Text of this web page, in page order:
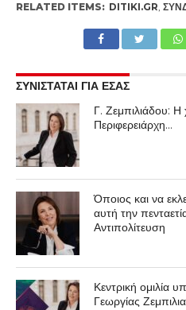
RELATED ITEMS: DITIKI.GR,
ΣΥΝΙΣΤΑΤΑΙ ΓΙΑ ΕΣΑΣ
Γ. Ζεμπιλιάδου: Η
Περιφερειάρχη…
Όποιος και να
αυτή την
Αντιπολίτευση
Κεντρική ομιλία
Γεωργίας